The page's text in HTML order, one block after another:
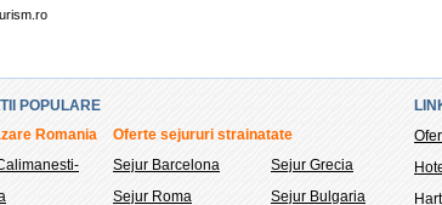
POPULARE
Romania
Oferte sejururi strainatate
Sejur Barcelona
Sejur Roma
Sejur Grecia
Sejur Bulgaria